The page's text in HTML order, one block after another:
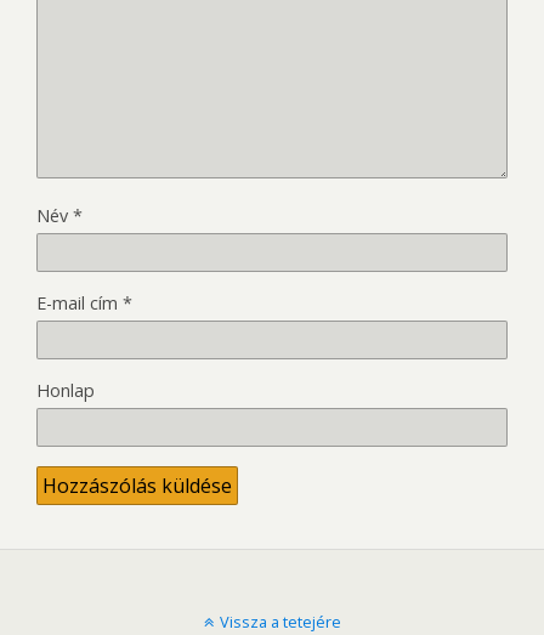
Név *
E-mail cím *
Honlap
Vissza a tetejére